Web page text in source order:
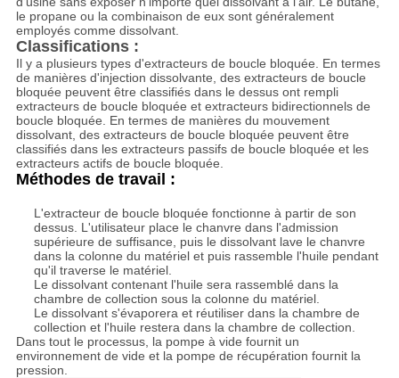
le propane ou la combinaison de eux sont généralement
employés comme dissolvant.
Classifications :
Il y a plusieurs types d'extracteurs de boucle bloquée. En termes
de manières d'injection dissolvante, des extracteurs de boucle
bloquée peuvent être classifiés dans le dessus ont rempli
extracteurs de boucle bloquée et extracteurs bidirectionnels de
boucle bloquée. En termes de manières du mouvement
dissolvant, des extracteurs de boucle bloquée peuvent être
classifiés dans les extracteurs passifs de boucle bloquée et les
extracteurs actifs de boucle bloquée.
Méthodes de travail :
L'extracteur de boucle bloquée fonctionne à partir de son
dessus. L'utilisateur place le chanvre dans l'admission
supérieure de suffisance, puis le dissolvant lave le chanvre
dans la colonne du matériel et puis rassemble l'huile pendant
qu'il traverse le matériel.
Le dissolvant contenant l'huile sera rassemblé dans la
chambre de collection sous la colonne du matériel.
Le dissolvant s'évaporera et réutiliser dans la chambre de
collection et l'huile restera dans la chambre de collection.
Dans tout le processus, la pompe à vide fournit un
environnement de vide et la pompe de récupération fournit la
pression.